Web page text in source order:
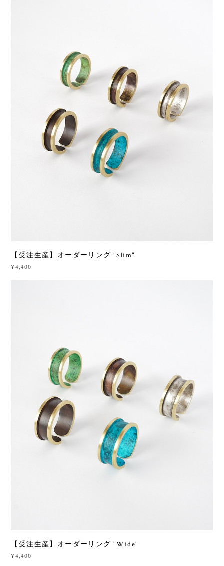
【受注生産】オーダーリング "Slim"
¥4,400
【受注生産】オーダーリング "Wide"
¥4,400